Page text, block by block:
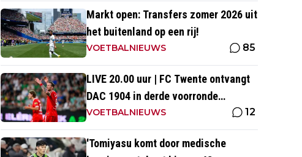
Markt open: Transfers zomer 2026 uit
het buitenland op een rij!
VOETBALNIEUWS 85
LIVE 20.00 uur | FC Twente ontvangt
DAC 1904 in derde voorronde
Conference League
VOETBALNIEUWS 12
'Tomiyasu komt door medische